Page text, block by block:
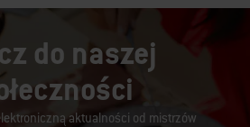
do naszej
aktualności od mistrzów